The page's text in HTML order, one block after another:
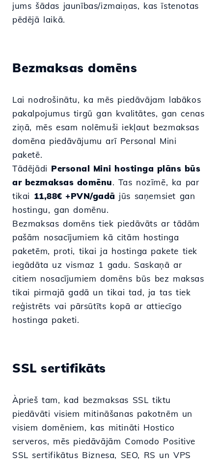
jums šādas jaunības/izmaiņas, kas īstenotas
pēdējā laikā.
Bezmaksas domēns
Lai nodrošinātu, ka mēs piedāvājam labākos
pakalpojumus tirgū gan kvalitātes, gan cenas
ziņā, mēs esam nolēmuši iekļaut bezmaksas
domēna piedāvājumu arī Personal Mini
paketē.
Tādējādi Personal Mini hostinga plāns būs
ar bezmaksas domēnu. Tas nozīmē, ka par
tikai 11,88€ +PVN/gadā jūs saņemsiet gan
hostingu, gan domēnu.
Bezmaksas domēns tiek piedāvāts ar tādām
pašām nosacījumiem kā citām hostinga
paketēm, proti, tikai ja hostinga pakete tiek
iegādāta uz vismaz 1 gadu. Saskaņā ar
citiem nosacījumiem domēns būs bez maksas
tikai pirmajā gadā un tikai tad, ja tas tiek
reģistrēts vai pārsūtīts kopā ar attiecīgo
hostinga paketi.
SSL sertifikāts
Àprieš tam, kad bezmaksas SSL tiktu
piedāvāti visiem mitināšanas pakotnēm un
visiem domēniem, kas mitināti Hostico
serveros, mēs piedāvājām Comodo Positive
SSL sertifikātus Biznesa, SEO, RS un VPS